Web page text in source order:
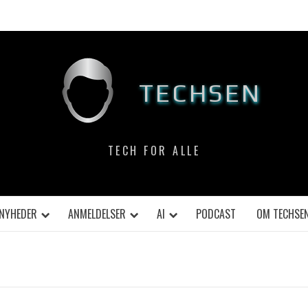
TECHSEN
TECH FOR ALLE
NYHEDER ANMELDELSER AI PODCAST OM